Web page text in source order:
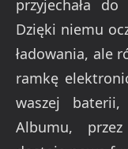
przyjechała
Dzięki niemu
ładowania, ale
ramkę
waszej
Albumu,